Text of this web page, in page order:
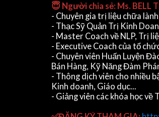
😇 Người chia sẻ: Ms. BELL
- Chuyên gia trị liệu chữa
- Thạc Sỹ Quản Trị Kinh
- Master Coach về NLP, Trị
- Executive Coach của tổ
- Chuyên viên Huấn Luyện
Bán Hàng, Kỹ Năng Đàm
- Thông dịch viên cho nhiều
Kinh doanh, Giáo dục...
- Giảng viên các khóa học về